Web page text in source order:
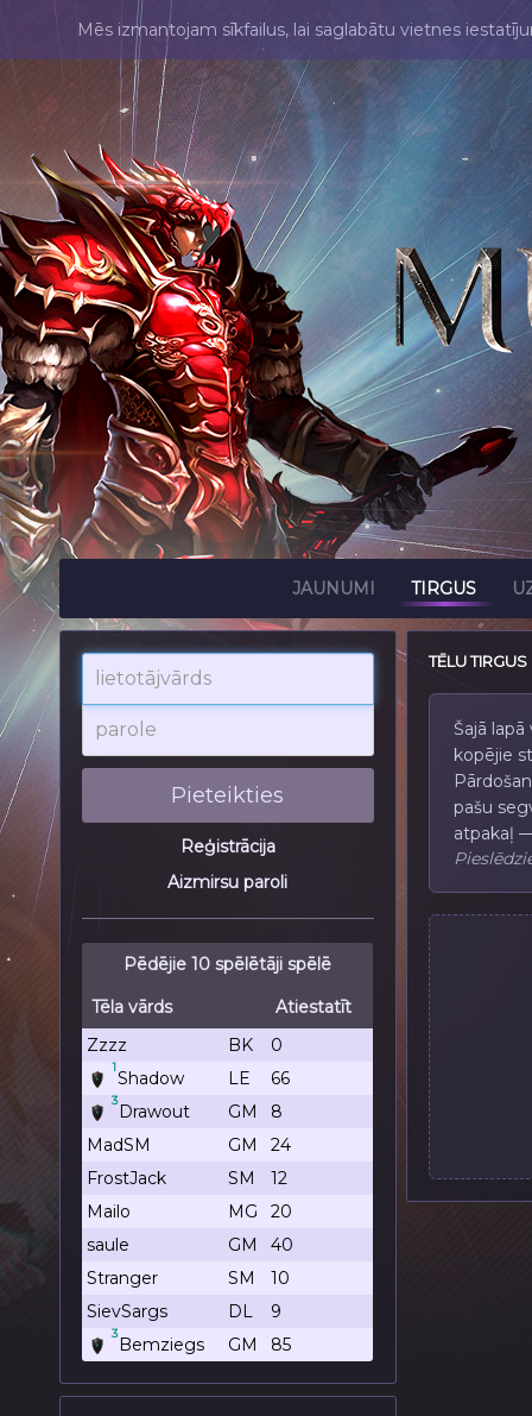
Mēs izmantojam sīkfailus, lai saglabātu vietnes
JAUNUMI TIRGUS
lietotājvārds
parole
Pieteikties
Reģistrācija
Aizmirsu paroli
Pēdējie 10 spēlētāji spēlē
Tēla vārds
Atiestatīt
Zzzz
BK 0
1
Shadow LE 66
3
Drawout GM
8
MadSM
GM
24
FrostJack
SM
12
Mailo
MG
20
saule
GM
40
Stranger
SM
10
SievSargs
DL 9
3
Bemziegs GM 85
TĒLU TIRGUS
Šajā
kopējie
pašu
atpakaļ